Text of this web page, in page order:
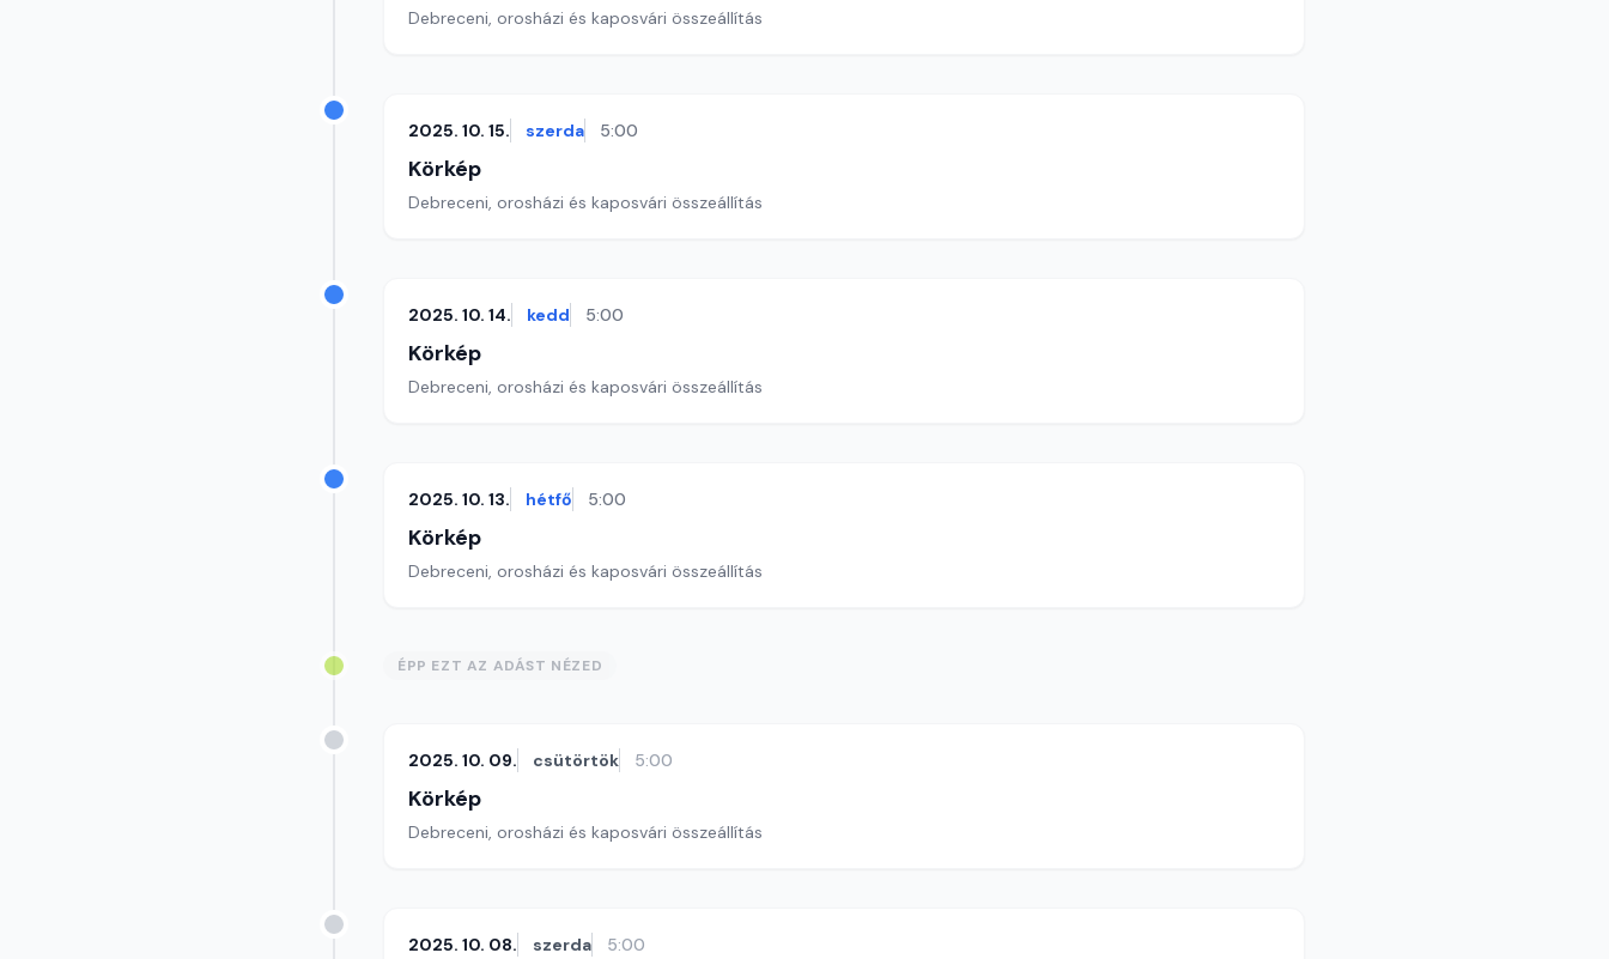
Debreceni, orosházi és kaposvári összeállítás
2025. 10. 15. szerda 5:00
Körkép
Debreceni, orosházi és kaposvári összeállítás
2025. 10. 14. kedd 5:00
Körkép
Debreceni, orosházi és kaposvári összeállítás
2025. 10. 13. hétfő 5:00
Körkép
Debreceni, orosházi és kaposvári összeállítás
ÉPP EZT AZ ADÁST NÉZED
2025. 10. 09. csütörtök 5:00
Körkép
Debreceni, orosházi és kaposvári összeállítás
2025. 10. 08. szerda 5:00